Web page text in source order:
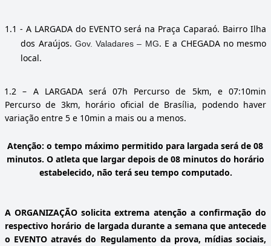
1.1 - A LARGADA do EVENTO será na Praça Caparaó. Bairro Ilha
dos Araújos. Gov. Valadares – MG. E a CHEGADA no mesmo
local.
1.2– A LARGADA será 07h Percurso de 5km, e 07:10min
Percurso de 3km, horário oficial de Brasília, podendo haver
variação entre 5 e 10min a mais ou a menos.
Atenção: o tempo máximo permitido para largada será de 08
minutos. O atleta que largar depois de 08 minutos do horário
estabelecido, não terá seu tempo computado.
A ORGANIZAÇÃO solicita extrema atenção a confirmação do
respectivo horário de largada durante a semana que antecede
o EVENTO através do Regulamento da prova, mídias sociais,